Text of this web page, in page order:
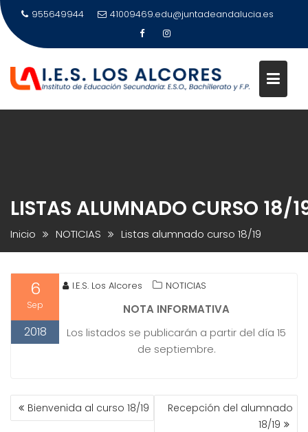
Saltar
al
contenido
955649944 41009469.edu@juntadeandalucia.es
LISTAS ALUMNADO CURSO 18/
Inicio NOTICIAS Listas alumnado curso 18/19
6
Sep
2018
I.E.S. Los Alcores NOTICIAS
NOTA INFORMATIVA
Los listados se publicarán a partir del día 15
de septiembre.
NAVEGACIÓN
DEBienvenida al curso 18/19
Recepción del alumnado
18/19